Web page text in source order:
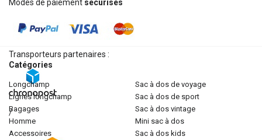
Modes de paiement sécurisés
Transporteurs partenaires :
/
Catégories
longchamp
lignes longchamp
bagages
homme
accessoires
sac à dos de voyage
sac à dos de sport
sac à dos vintage
mini sac à dos
sac à dos kids